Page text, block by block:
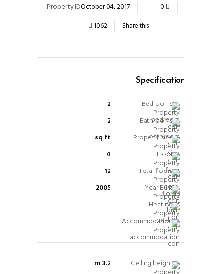
October 04, 2017
0
1062
Share this
Property ID:
Specification
Bedrooms:
2
Bathrooms:
2
Property size:
sq ft
Floor:
4
Total floors:
12
Year Built:
2005
Heating:
Accommodation:
Ceiling height:
3.2 m